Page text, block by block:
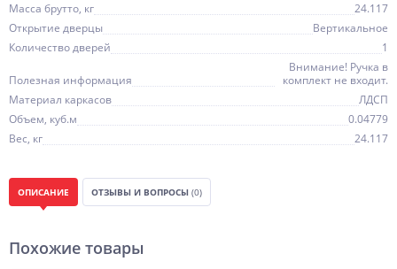
Масса брутто, кг
24.117
Открытие дверцы
Вертикальное
Количество дверей
1
Полезная информация
Внимание! Ручка в
комплект не входит.
Материал каркасов
ЛДСП
Объем, куб.м
0.04779
Вес, кг
24.117
ОПИСАНИЕ ОТЗЫВЫ И ВОПРОСЫ (0)
Похожие товары